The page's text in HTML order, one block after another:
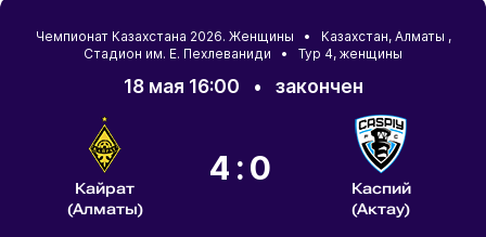
Чемпионат Казахстана 2026. Женщины • Казахстан, Алматы ,
Стадион им. Е. Пехлеваниди • Тур 4, женщины
18 мая 16:00 • закончен
Кайрат
(Алматы)
4:0
Каспий
(Актау)